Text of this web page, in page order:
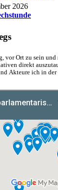
2026
vor Ort zu sein
direkt
Akteure ich in